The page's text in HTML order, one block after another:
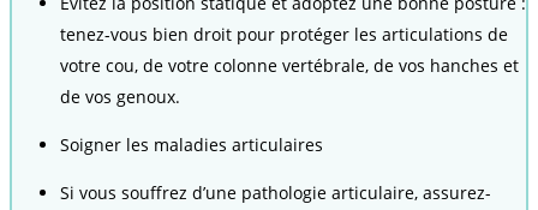
tenez-vous bien droit pour protéger les articulations de
votre cou, de votre colonne vertébrale, de vos hanches et
de vos genoux.
Soigner les maladies articulaires
Si vous souffrez d’une pathologie articulaire, assurez-